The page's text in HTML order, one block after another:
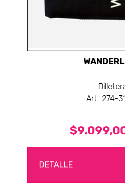
Art.: 274-
DETALLE